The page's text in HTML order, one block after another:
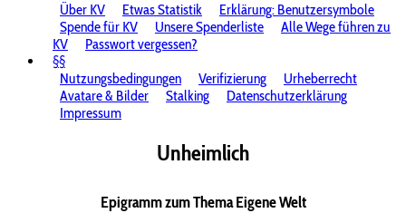
Über KV
Etwas Statistik
Erklärung: Benutzersymbole
Spende für KV
Unsere Spenderliste
Alle Wege führen zu
KV
Passwort vergessen?
§§
Nutzungsbedingungen
Verifizierung
Urheberrecht
Avatare & Bilder
Stalking
Datenschutzerklärung
Impressum
Unheimlich
Epigramm zum Thema Eigene Welt